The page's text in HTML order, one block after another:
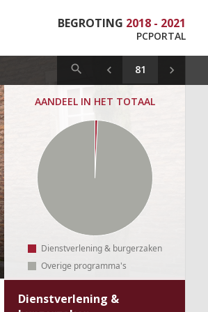
BEGROTING 2018 - 2021
PCPORTAL
AANDEEL IN HET TOTAAL
Dienstverlening & burgerzaken
Overige programma's
Dienstverlening &